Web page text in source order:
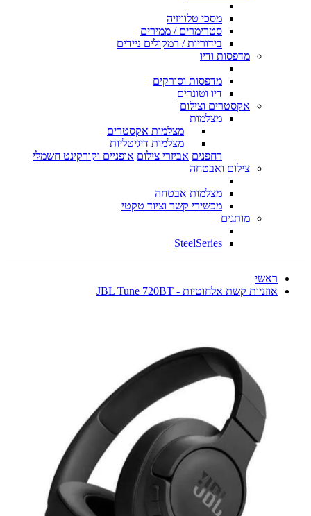
מסכי טלוויזיה
סטרימרים / ממירים
בידוריות / רמקולים ניידים
מדפסות ודיו
מדפסות וסורקים
דיו וטונרים
אקסטרים וצילום
מצלמות
מצלמות אקסטרים
מצלמות דיגיטליות
רחפנים אביזרי צילום אופניים וקורקינט חשמלי
צילום ואבטחה
מצלמות אבטחה
מכשירי קשר וציוד טקטי
מותגים
SteelSeries
ראשי
אוזניות קשת אלחוטיות - JBL Tune 720BT